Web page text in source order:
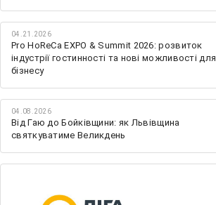
04.21.2026
Pro HoReCa EXPO & Summit 2026: розвиток
індустрії гостинності та нові можливості для
бізнесу
04.08.2026
Від Гаю до Бойківщини: як Львівщина
святкуватиме Великдень